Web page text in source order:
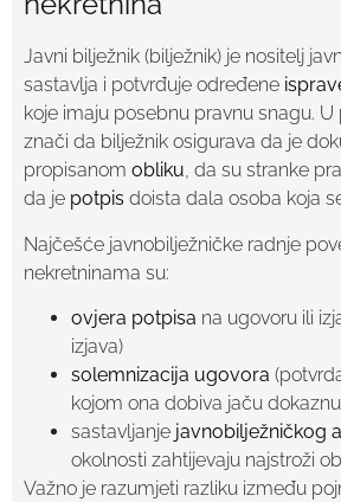
Javni bilježnik (bilježnik) je nositelj
sastavlja i potvrđuje određene
koje imaju posebnu pravnu snagu.
znači da bilježnik osigurava da je
propisanom obliku, da su stranke
da je potpis doista dala osoba koja
Najčešće javnobilježničke radnje
nekretninama su:
ovjera potpisa na ugovoru ili
izjava)
solemnizacija ugovora
kojom ona dobiva jaču
sastavljanje javnobilježničkog
okolnosti zahtijevaju najstroži
Važno je razumjeti razliku između